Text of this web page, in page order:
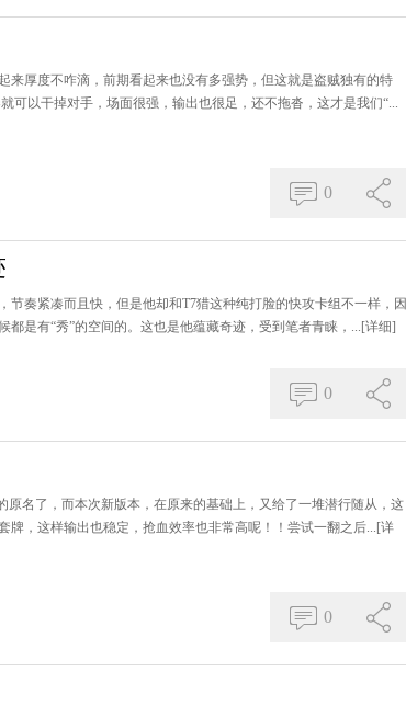
来厚度不咋滴，前期看起来也没有多强势，但这就是盗贼独有的特
可以干掉对手，场面很强，输出也很足，还不拖沓，这才是我们“...
0
奏紧凑而且快，但是他却和T7猎这种纯打脸的快攻卡组不一样，因
是有“秀”的空间的。这也是他蕴藏奇迹，受到笔者青睐，... [详细]
0
原名了，而本次新版本，在原来的基础上，又给了一堆潜行随从，这
，这样输出也稳定，抢血效率也非常高呢！！尝试一翻之后... [详
0